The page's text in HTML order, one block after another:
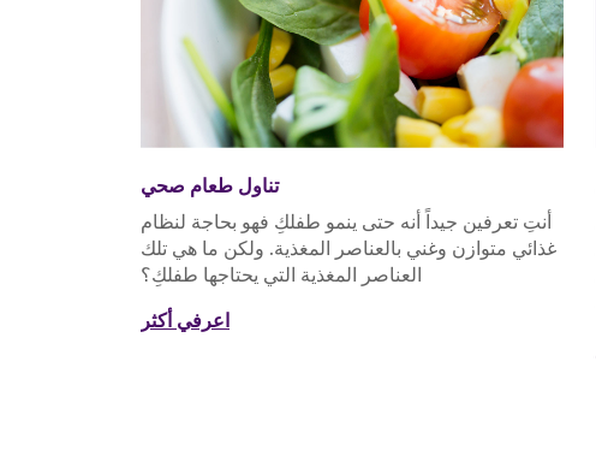
تناول طعام صحي
أنتِ تعرفين جيداً أنه حتى ينمو طفلكِ فهو بحاجة لنظام
غذائي متوازن وغني بالعناصر المغذية. ولكن ما هي تلك
العناصر المغذية التي يحتاجها طفلكِ؟
اعرفي أكثر